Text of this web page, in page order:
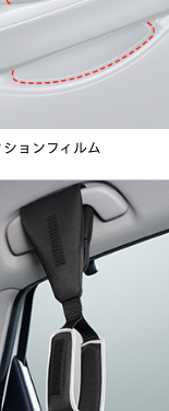
ョンフィルム